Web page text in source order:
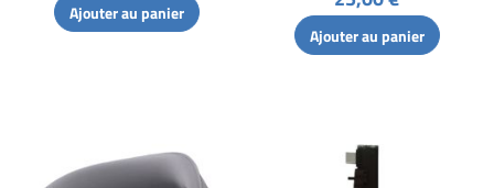
Ajouter au panier
Ajouter au panier